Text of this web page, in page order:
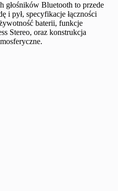
głośników Bluetooth to przede
i pył, specyfikacje łączności
baterii, funkcje
Stereo, oraz konstrukcja